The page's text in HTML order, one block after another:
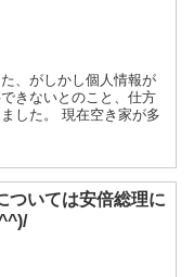
、がしかし個人情報が
きないとのこと、仕方
した。 現在空き家が多
ついては安倍総理に